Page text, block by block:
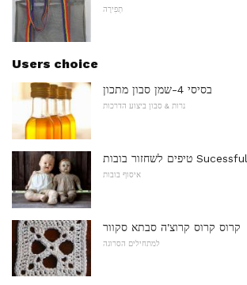
תְפִירָה
Users choice
בסיסי 4-שמן סבון מתכון
נרות & סבון ביצוע הדרכות
טיפים לשחזור בובות Sucessful
איסוף בובות
קרוס קרוס קרוצ'ה סבתא סקוור
למתחילים הסרוגה